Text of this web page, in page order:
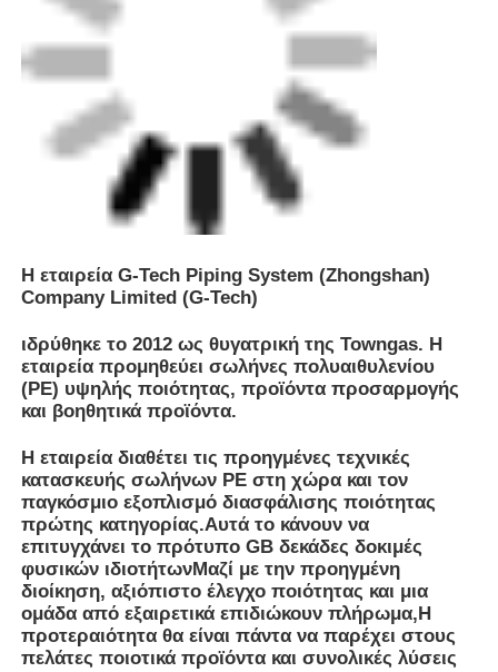
ιδρύθηκε το 2012 ως θυγατρική της Towngas. Η
εταιρεία προμηθεύει σωλήνες πολυαιθυλενίου
(PE) υψηλής ποιότητας, προϊόντα προσαρμογής
και βοηθητικά προϊόντα.
Η εταιρεία διαθέτει τις προηγμένες τεχνικές
κατασκευής σωλήνων PE στη χώρα και τον
παγκόσμιο εξοπλισμό διασφάλισης ποιότητας
πρώτης κατηγορίας.Αυτά το κάνουν να
επιτυγχάνει το πρότυπο GB δεκάδες δοκιμές
φυσικών ιδιοτήτωνΜαζί με την προηγμένη
ομάδα από εξαιρετικά επιδιώκουν πλήρωμα,Η
προτεραιότητα θα είναι πάντα να παρέχει στους
για το σύστημα αγωγών, με έμφαση στην
ασφάλεια.
Εκτός από τις δραστηριότητες κατασκευής
για την κατασκευή των εξαρτημάτων από την GH-
Fusion.Το κέντρο εφοδιαστικής με έδρα το
Zhongshan μαζί με τις περιφερειακές αποθήκες
στη βορειοανατολική Κίνα, Ανατολική Κίνα και
επαρχία Sichuan υποστηρίζουν την επέκταση της
επιχείρησης και την προμήθεια σε πελάτες σε
ποικίλα γεωγραφικά δίκτυα.
Οι βασικές μας αξίες για τη συνεχή ανάπτυξη είναι
η υπευθυνότητα, η καινοτομία, η συνεχής μάθηση,